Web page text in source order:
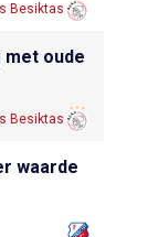
Besiktas
oude
Besiktas
waarde